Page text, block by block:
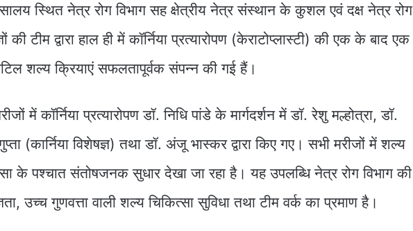
स्थित नेत्र रोग विभाग सह क्षेत्रीय नेत्र संस्थान के कुशल एवं दक्ष नेत्र रोग
की टीम द्वारा हाल ही में कॉर्निया प्रत्यारोपण (केराटोप्लास्टी) की एक के बाद एक
शल्य क्रियाएं सफलतापूर्वक संपन्न की गई हैं।
में कॉर्निया प्रत्यारोपण डॉ. निधि पांडे के मार्गदर्शन में डॉ. रेशु मल्होत्रा, डॉ.
(कार्निया विशेषज्ञ) तथा डॉ. अंजू भास्कर द्वारा किए गए। सभी मरीजों में शल्य
के पश्चात संतोषजनक सुधार देखा जा रहा है। यह उपलब्धि नेत्र रोग विभाग की
उच्च गुणवत्ता वाली शल्य चिकित्सा सुविधा तथा टीम वर्क का प्रमाण है।